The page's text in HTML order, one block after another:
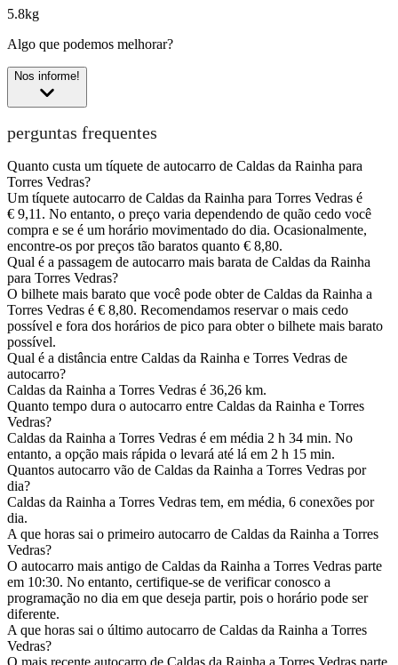
5.8kg
Algo que podemos melhorar?
Nos informe!
perguntas frequentes
Quanto custa um tíquete de autocarro de Caldas da Rainha para
Torres Vedras?
Um tíquete autocarro de Caldas da Rainha para Torres Vedras é
€ 9,11. No entanto, o preço varia dependendo de quão cedo você
compra e se é um horário movimentado do dia. Ocasionalmente,
encontre-os por preços tão baratos quanto € 8,80.
Qual é a passagem de autocarro mais barata de Caldas da Rainha
para Torres Vedras?
O bilhete mais barato que você pode obter de Caldas da Rainha a
Torres Vedras é € 8,80. Recomendamos reservar o mais cedo
possível e fora dos horários de pico para obter o bilhete mais barato
possível.
Qual é a distância entre Caldas da Rainha e Torres Vedras de
autocarro?
Caldas da Rainha a Torres Vedras é 36,26 km.
Quanto tempo dura o autocarro entre Caldas da Rainha e Torres
Vedras?
Caldas da Rainha a Torres Vedras é em média 2 h 34 min. No
entanto, a opção mais rápida o levará até lá em 2 h 15 min.
Quantos autocarro vão de Caldas da Rainha a Torres Vedras por
dia?
Caldas da Rainha a Torres Vedras tem, em média, 6 conexões por
dia.
A que horas sai o primeiro autocarro de Caldas da Rainha a Torres
Vedras?
O autocarro mais antigo de Caldas da Rainha a Torres Vedras parte
em 10:30. No entanto, certifique-se de verificar conosco a
programação no dia em que deseja partir, pois o horário pode ser
diferente.
A que horas sai o último autocarro de Caldas da Rainha a Torres
Vedras?
O mais recente autocarro de Caldas da Rainha a Torres Vedras parte